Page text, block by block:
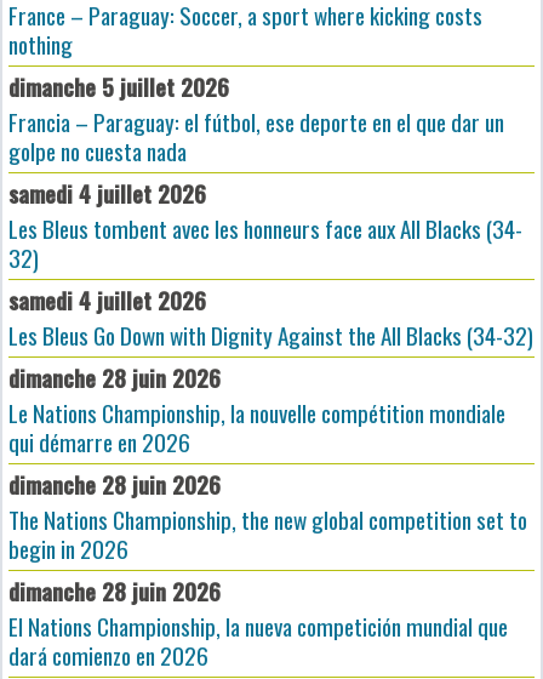
France – Paraguay: Soccer, a sport where kicking costs
nothing
dimanche 5 juillet 2026
Francia – Paraguay: el fútbol, ese deporte en el que dar un
golpe no cuesta nada
samedi 4 juillet 2026
Les Bleus tombent avec les honneurs face aux All Blacks (34-
32)
samedi 4 juillet 2026
Les Bleus Go Down with Dignity Against the All Blacks (34-32)
dimanche 28 juin 2026
Le Nations Championship, la nouvelle compétition mondiale
qui démarre en 2026
dimanche 28 juin 2026
The Nations Championship, the new global competition set to
begin in 2026
dimanche 28 juin 2026
El Nations Championship, la nueva competición mundial que
dará comienzo en 2026